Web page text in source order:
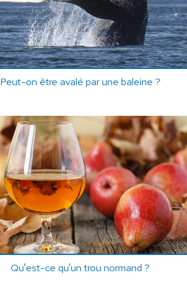
Peut-on être avalé par une baleine ?
Qu'est-ce qu'un trou normand ?